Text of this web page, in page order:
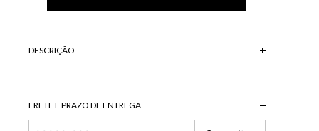
DESCRIÇÃO
frontal para fechamento, detalhes frontais e barra
assimétrica com recorte frontal.
FRETE E PRAZO DE ENTREGA